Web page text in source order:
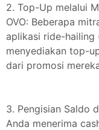
2. Top-Up melalui
OVO: Beberapa
aplikasi ride-hailing
menyediakan top-
dari promosi
3. Pengisian Saldo
Anda menerima